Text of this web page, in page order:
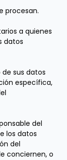
procesan.
a quienes
datos
sus datos
específica,
del
los datos
del
conciernen, o